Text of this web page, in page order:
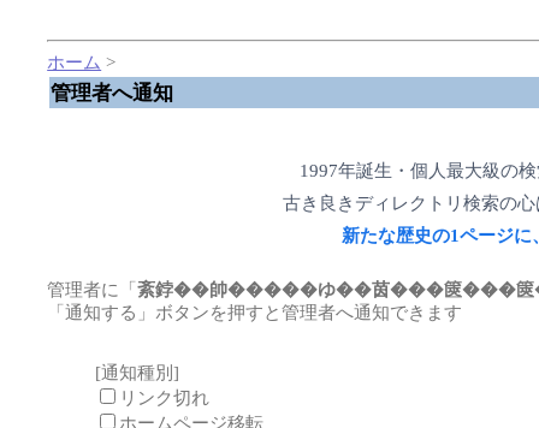
ホーム >
管理者へ通知
1997年誕生・個人最大級の
古き良きディレクトリ検索の
新たな歴史の1ページ
管理者に「紊鋍��帥�����ゆ��茵���篋���篋
「通知する」ボタンを押すと管理者へ通知できます
[通知種別]
リンク切れ
ホームページ移転